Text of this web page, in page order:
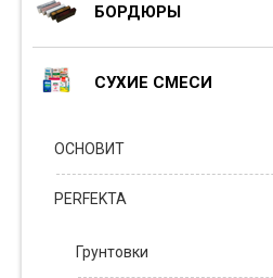
БОРДЮРЫ
СУХИЕ СМЕСИ
ОСНОВИТ
PERFEKTA
Грунтовки